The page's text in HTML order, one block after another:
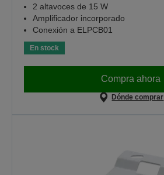
2 altavoces de 15 W
Amplificador incorporado
Conexión a ELPCB01
En stock
Compra ahora
Dónde comprar